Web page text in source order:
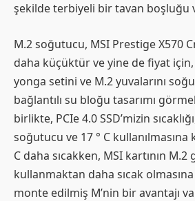
şekilde terbiyeli bir tavan boşluğu
M.2 soğutucu, MSI Prestige X570
daha küçüktür ve yine de fiyat için,
yonga setini ve M.2 yuvalarını
bağlantılı su bloğu tasarımı
birlikte, PCIe 4.0 SSD’mizin
soğutucu ve 17 ° C kullanılmasına
C daha sıcakken, MSI kartının M.2
kullanmaktan daha sıcak
monte edilmiş M’nin bir avantajı